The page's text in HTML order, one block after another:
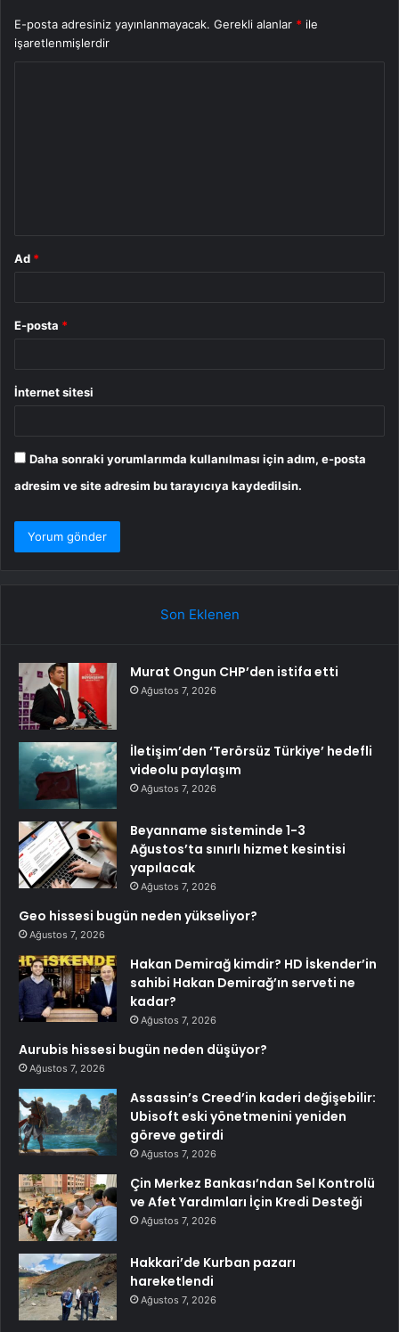
E-posta adresiniz yayınlanmayacak. Gerekli alanlar * ile
işaretlenmişlerdir
Ad *
E-posta *
İnternet sitesi
Daha sonraki yorumlarımda kullanılması için adım, e-posta
adresim ve site adresim bu tarayıcıya kaydedilsin.
Son Eklenen
Murat Ongun CHP’den istifa etti
Ağustos 7, 2026
İletişim’den ‘Terörsüz Türkiye’ hedefli
videolu paylaşım
Ağustos 7, 2026
Beyanname sisteminde 1-3
Ağustos’ta sınırlı hizmet kesintisi
yapılacak
Ağustos 7, 2026
Geo hissesi bugün neden yükseliyor?
Ağustos 7, 2026
Hakan Demirağ kimdir? HD İskender’in
sahibi Hakan Demirağ’ın serveti ne
kadar?
Ağustos 7, 2026
Aurubis hissesi bugün neden düşüyor?
Ağustos 7, 2026
Assassin’s Creed’in kaderi değişebilir:
Ubisoft eski yönetmenini yeniden
göreve getirdi
Ağustos 7, 2026
Çin Merkez Bankası’ndan Sel Kontrolü
ve Afet Yardımları İçin Kredi Desteği
Ağustos 7, 2026
Hakkari’de Kurban pazarı
hareketlendi
Ağustos 7, 2026